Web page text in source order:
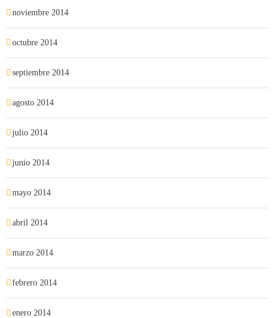
noviembre 2014
octubre 2014
septiembre 2014
agosto 2014
julio 2014
junio 2014
mayo 2014
abril 2014
marzo 2014
febrero 2014
enero 2014